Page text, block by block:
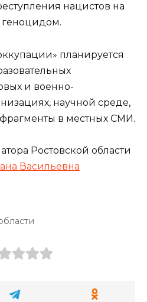
нацистов на
геноцидом.
планируется
и военно-
научной среде,
в местных СМИ.
Ростовской области
Васильевна